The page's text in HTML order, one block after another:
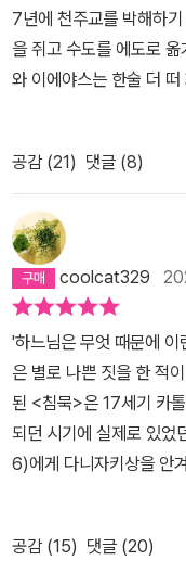
7년에 천주교를 박해하
을 쥐고 수도를 에도로
와 이에야스는 한술 더
도 중단시켜버린다. 그
명으로 했던 이들은 그 후
속 선교활동에 힘을 쓰는
이라 신부도 포함되어 있
자와 신자들을 통솔하는
적 재능과 용기를 인정받
민지 마카오로부터 접수
각이 되어 ‘구덩이 속에
에 대한 배신을 선언했
가르침을 받은 바 있는
리고 작품의 주인공인 세
한 신부들과 별개로, 페
회복하고 그토록 강건한
을 터이니 사실관계를 명
공감 (21) 댓글 (8)
coolcat329
'하느님은 무엇 때문에
은 별로 나쁜 짓을 한 적
된 <침묵>은 17세기 카
되던 시기에 실제로 있
6)에게 다니자키상을 안
작'(p.10)하면서 일본 각
처형당하기 시작한다.도
공감 (15) 댓글 (20)